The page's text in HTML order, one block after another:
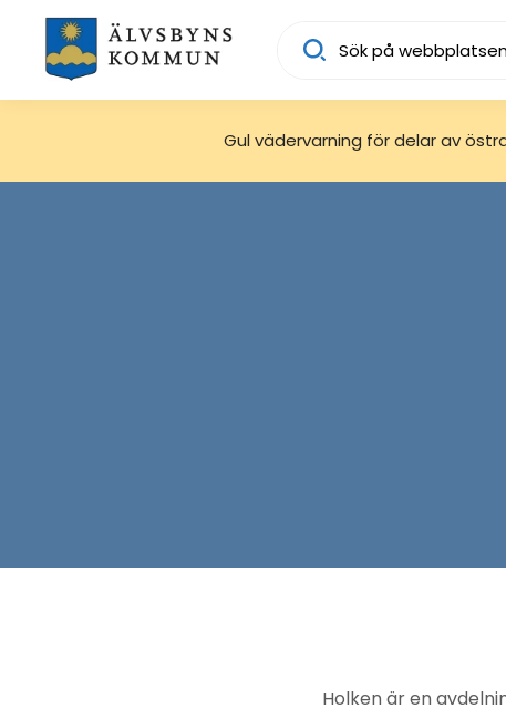
Gul vädervarning för delar av
Holken är en